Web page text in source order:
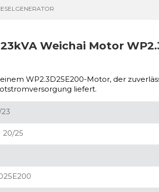
Weichai Motor
WP2.3D25E200-Motor, der
liefert.
20/25